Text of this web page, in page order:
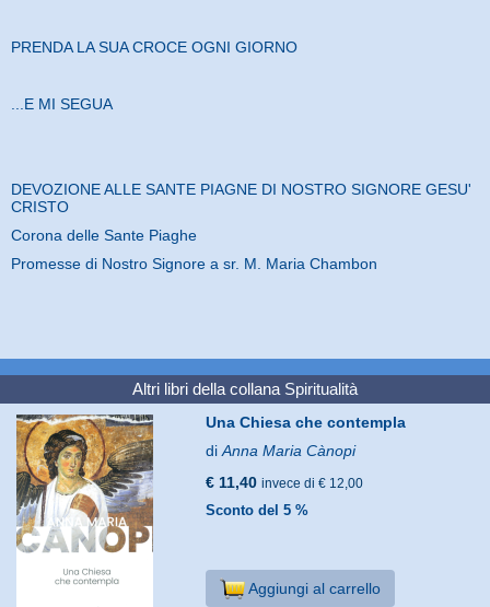
PRENDA LA SUA CROCE OGNI GIORNO
...E MI SEGUA
DEVOZIONE ALLE SANTE PIAGNE DI NOSTRO SIGNORE GESU'
CRISTO
Corona delle Sante Piaghe
Promesse di Nostro Signore a sr. M. Maria Chambon
Altri libri della collana Spiritualità
Una Chiesa che contempla
diAnna Maria Cànopi
€ 11,40 invece di € 12,00
Sconto del 5 %
Aggiungi al carrello